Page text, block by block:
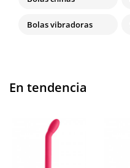
Bolas vibradoras
En tendencia